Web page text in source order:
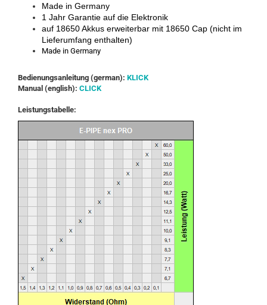
Made in Germany
1 Jahr Garantie auf die Elektronik
auf 18650 Akkus erweiterbar mit 18650 Cap (nicht im
Lieferumfang enthalten)
Made in Germany
Bedienungsanleitung (german): KLICK
Manual (english): CLICK
Leistungstabelle: